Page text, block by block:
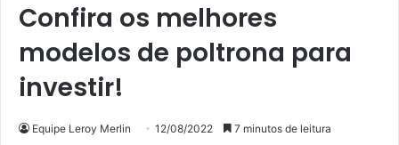
Confira os melhores
modelos de poltrona para
investir!
Equipe Leroy Merlin 12/08/2022 7 minutos de leitura